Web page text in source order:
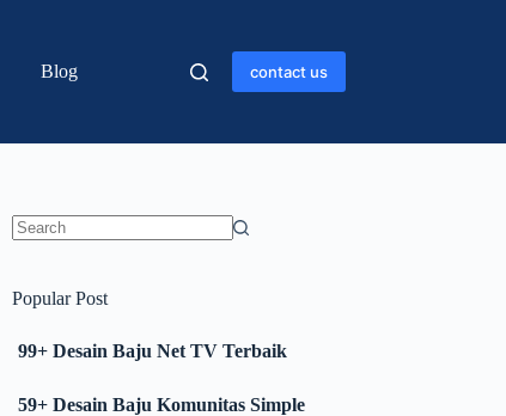
Blog contact us
Popular Post
99+ Desain Baju Net TV Terbaik
59+ Desain Baju Komunitas Simple